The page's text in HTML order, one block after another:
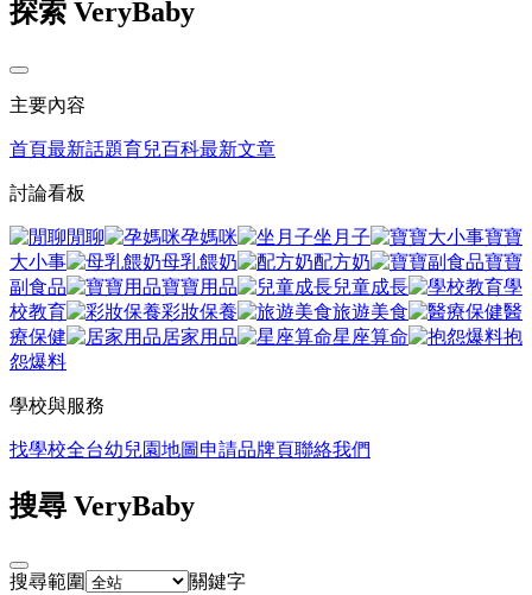
探索 VeryBaby
主要內容
首頁最新話題育兒百科最新文章
討論看板
閒聊 孕媽咪 坐月子
寶寶
大小事
母乳餵奶 配方奶
寶寶
副食品
寶寶用品 兒童成長
學
校教育
彩妝保養 旅遊美食
醫
療保健
居家用品 星座算命
抱
怨爆料
學校與服務
找學校全台幼兒園地圖 申請品牌頁聯絡我們
搜尋 VeryBaby
搜尋範圍 關鍵字